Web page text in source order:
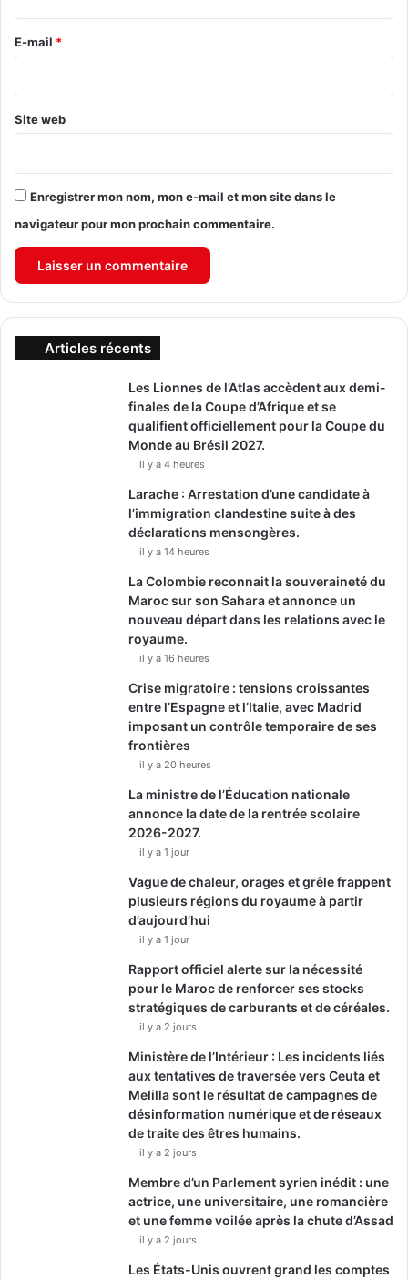
r
e
E-mail *
Site web
Enregistrer mon nom, mon e-mail et mon site dans le
navigateur pour mon prochain commentaire.
Articles récents
Les Lionnes de l’Atlas accèdent aux demi-
finales de la Coupe d’Afrique et se
qualifient officiellement pour la Coupe du
Monde au Brésil 2027.
il y a 4 heures
Larache : Arrestation d’une candidate à
l’immigration clandestine suite à des
déclarations mensongères.
il y a 14 heures
La Colombie reconnait la souveraineté du
Maroc sur son Sahara et annonce un
nouveau départ dans les relations avec le
royaume.
il y a 16 heures
Crise migratoire : tensions croissantes
entre l’Espagne et l’Italie, avec Madrid
imposant un contrôle temporaire de ses
frontières
il y a 20 heures
La ministre de l’Éducation nationale
annonce la date de la rentrée scolaire
2026-2027.
il y a 1 jour
Vague de chaleur, orages et grêle frappent
plusieurs régions du royaume à partir
d’aujourd’hui
il y a 1 jour
Rapport officiel alerte sur la nécessité
pour le Maroc de renforcer ses stocks
stratégiques de carburants et de céréales.
il y a 2 jours
Ministère de l’Intérieur : Les incidents liés
aux tentatives de traversée vers Ceuta et
Melilla sont le résultat de campagnes de
désinformation numérique et de réseaux
de traite des êtres humains.
il y a 2 jours
Membre d’un Parlement syrien inédit : une
actrice, une universitaire, une romancière
et une femme voilée après la chute d’Assad
il y a 2 jours
Les États-Unis ouvrent grand les comptes